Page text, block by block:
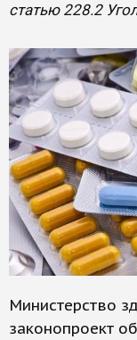
статью 228.2
Министерство
законопроект